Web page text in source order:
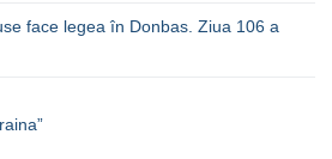
face legea în Donbas. Ziua 106 a